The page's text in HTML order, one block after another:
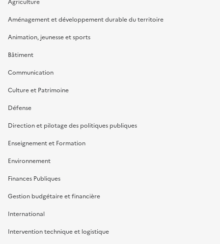
Aménagement et développement durable du territoire
Animation, jeunesse et sports
Bâtiment
Communication
Culture et Patrimoine
Défense
Direction et pilotage des politiques publiques
Enseignement et Formation
Environnement
Finances Publiques
Gestion budgétaire et financière
International
Intervention technique et logistique